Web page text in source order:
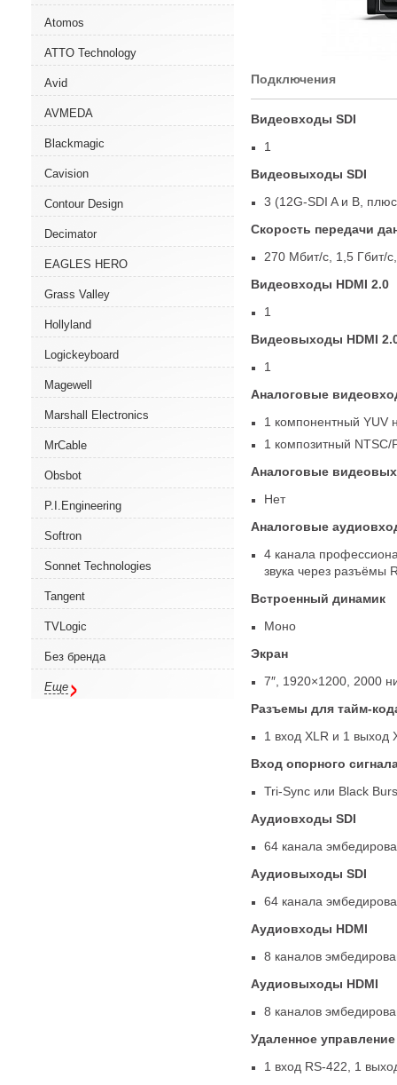
Atomos
ATTO Technology
Avid
AVMEDA
Blackmagic
Cavision
Contour Design
Decimator
EAGLES HERO
Grass Valley
Hollyland
Logickeyboard
Magewell
Marshall Electronics
MrCable
Obsbot
P.I.Engineering
Softron
Sonnet Technologies
Tangent
TVLogic
Без бренда
Еще
Подключения
Видеовходы SDI
1
Видеовыходы SDI
3 (12G-SDI A и B
Скорость передачи
270 Мбит/с 1,5 Гбит/с
Видеовходы HDMI 2.0
1
Видеовыходы HDMI
1
Аналоговые
1 компонентный YUV
1 композитный
Аналоговые
Нет
Аналоговые
4 канала
звука через разъёмы
Встроенный динамик
Моно
Экран
7″, 1920×1200 2000
Разъемы для тайм-
1 вход XLR и 1 выход
Вход опорного
Tri-Sync или Black
Аудиовходы SDI
64 канала
Аудиовыходы SDI
64 канала
Аудиовходы HDMI
8 каналов
Аудиовыходы HDMI
8 каналов
Удаленное управление
1 вход RS-422
1